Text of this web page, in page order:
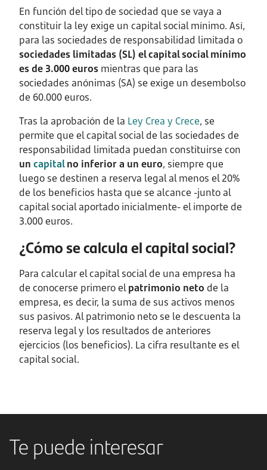
En función del tipo de sociedad que se vaya a
constituir la ley exige un capital social mínimo. Así,
para las sociedades de responsabilidad limitada o
sociedades limitadas (SL) el capital social mínimo
es de 3.000 euros mientras que para las
sociedades anónimas (SA) se exige un desembolso
de 60.000 euros.
Tras la aprobación de la Ley Crea y Crece, se
permite que el capital social de las sociedades de
responsabilidad limitada puedan constituirse con
un capitalno inferior a un euro, siempre que
luego se destinen a reserva legal al menos el 20%
de los beneficios hasta que se alcance -junto al
capital social aportado inicialmente- el importe de
3.000 euros.
¿Cómo se calcula el capital social?
Para calcular el capital social de una empresa ha
de conocerse primero elpatrimonio neto de la
empresa, es decir, la suma de sus activos menos
sus pasivos. Al patrimonio neto se le descuenta la
reserva legal y los resultados de anteriores
ejercicios (los beneficios). La cifra resultante es el
capital social.
Te puede interesar